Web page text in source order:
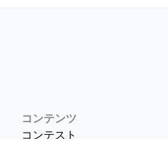
コンテンツ
コンテスト